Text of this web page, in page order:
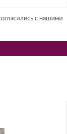
с нашими